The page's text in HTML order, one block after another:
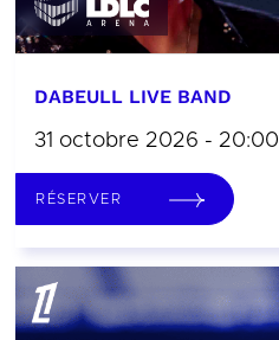
DABEULL LIVE BAND
31 octobre 2026 - 20:00
RÉSERVER